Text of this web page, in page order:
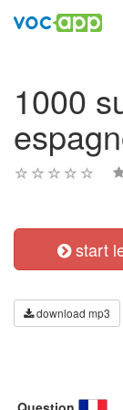
1000
start
download mp3